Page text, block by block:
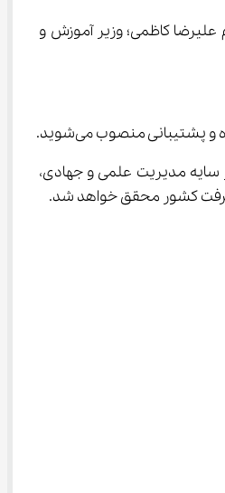
عمومی وزارت آموزش‌وپرورش، با حکم علیرضا کاظمی؛ وزیر آموزش و
منصوب می‌شوید.
سایه مدیریت علمی و جهادی،
کشور محقق خواهد شد.